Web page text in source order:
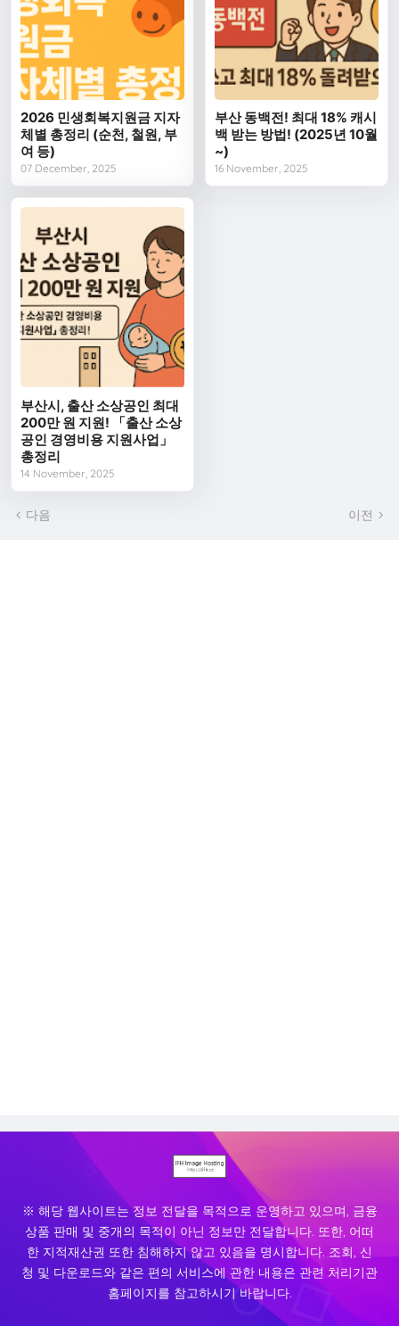
2026 민생회복지원금 지자
체별 총정리 (순천, 철원, 부
여 등)
07 December, 2025
부산 동백전! 최대 18% 캐시
백 받는 방법! (2025년 10월
~)
16 November, 2025
부산시, 출산 소상공인 최대
200만 원 지원! 「출산 소상
공인 경영비용 지원사업」
총정리
14 November, 2025
다음 이전
※ 해당 웹사이트는 정보 전달을 목적으로 운영하고 있으며, 금융
상품 판매 및 중개의 목적이 아닌 정보만 전달합니다. 또한, 어떠
한 지적재산권 또한 침해하지 않고 있음을 명시합니다. 조회, 신
청 및 다운로드와 같은 편의 서비스에 관한 내용은 관련 처리기관
홈페이지를 참고하시기 바랍니다.